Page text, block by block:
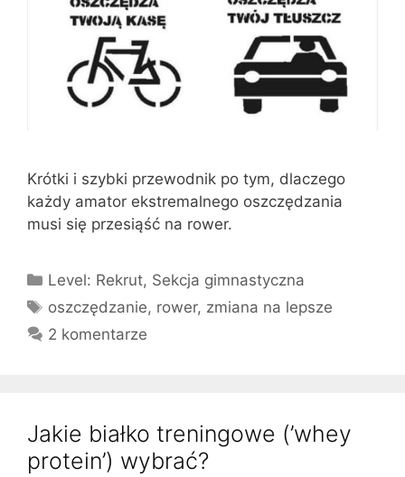
Krótki i szybki przewodnik po tym, dlaczego
każdy amator ekstremalnego oszczędzania
musi się przesiąść na rower.
Kategorie
Level: Rekrut, Sekcja gimnastyczna
Tagi
oszczędzanie, rower, zmiana na lepsze
2 komentarze
Jakie białko treningowe (’whey
protein’) wybrać?